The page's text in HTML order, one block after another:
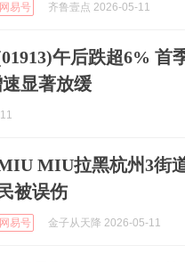
网易号 齐鲁壹点 2026-05-11
午后跌超6% 首
显著放缓
MIU拉黑杭州3街
民被误伤
网易号 金子从天降 2026-05-11